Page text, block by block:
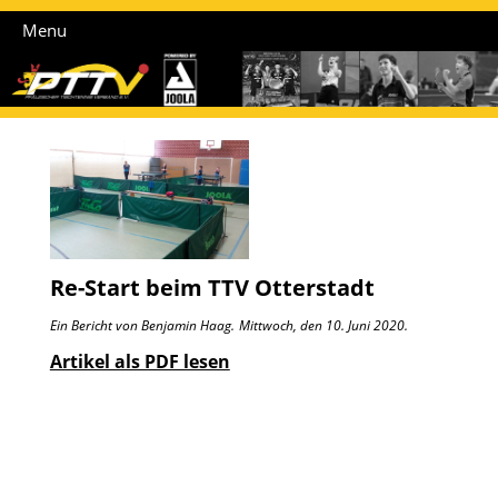
Menu
Re-Start beim TTV Otterstadt
Ein Bericht von Benjamin Haag. Mittwoch, den 10. Juni 2020.
Artikel als PDF lesen